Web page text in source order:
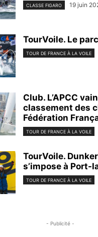
CLASSE FIGARO 19 juin
TourVoile. Le
TOUR DE FRANCE À LA VOILE
Club. L’APCC
classement des
Fédération
TOUR DE FRANCE À LA VOILE
TourVoile.
s’impose à Port-
TOUR DE FRANCE À LA VOILE
- Publicité -